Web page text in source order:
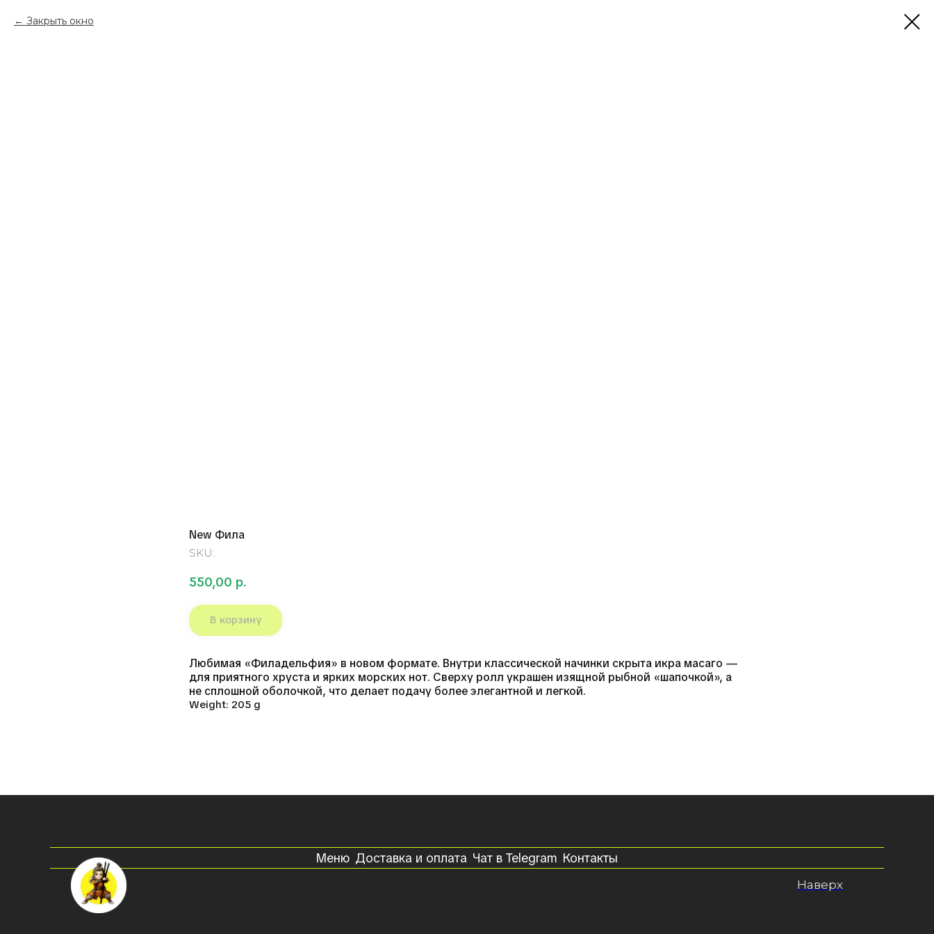
Закрыть окно
New Фила
SKU:
550,00 р.
В корзину
Любимая «Филадельфия» в новом формате. Внутри классической начинки скрыта икра масаго —
для приятного хруста и ярких морских нот. Сверху ролл украшен изящной рыбной «шапочкой», а
не сплошной оболочкой, что делает подачу более элегантной и легкой.
Weight: 205 g
Наверх
Меню Доставка и оплата Чат в Telegram Контакты